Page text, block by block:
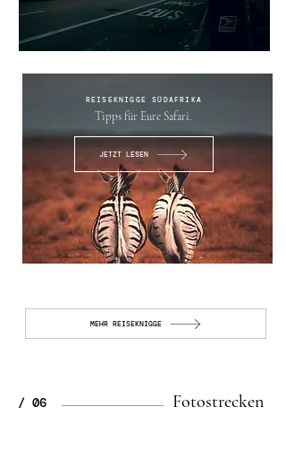
REISEKNIGGE SÜDAFRIKA
Tipps für Eure Safari.
JETZT LESEN
MEHR REISEKNIGGE
/ 06 Fotostrecken